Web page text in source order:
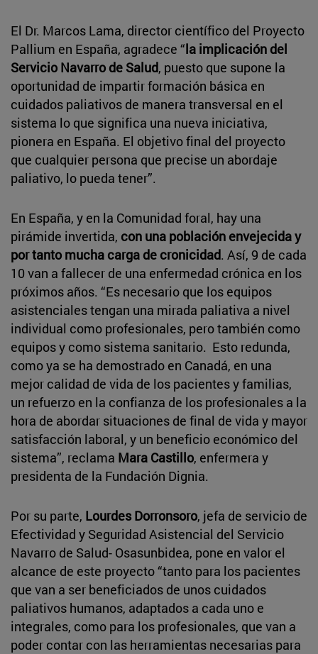
El Dr. Marcos Lama, director científico del Proyecto
Pallium en España, agradece “la implicación del
Servicio Navarro de Salud, puesto que supone la
oportunidad de impartir formación básica en
cuidados paliativos de manera transversal en el
sistema lo que significa una nueva iniciativa,
pionera en España. El objetivo final del proyecto
que cualquier persona que precise un abordaje
paliativo, lo pueda tener”.
En España, y en la Comunidad foral, hay una
pirámide invertida, con una población envejecida y
por tanto mucha carga de cronicidad. Así, 9 de cada
10 van a fallecer de una enfermedad crónica en los
próximos años. “Es necesario que los equipos
asistenciales tengan una mirada paliativa a nivel
individual como profesionales, pero también como
equipos y como sistema sanitario. Esto redunda,
como ya se ha demostrado en Canadá, en una
mejor calidad de vida de los pacientes y familias,
un refuerzo en la confianza de los profesionales a la
hora de abordar situaciones de final de vida y mayor
satisfacción laboral, y un beneficio económico del
sistema”, reclama Mara Castillo, enfermera y
presidenta de la Fundación Dignia.
Por su parte, Lourdes Dorronsoro, jefa de servicio de
Efectividad y Seguridad Asistencial del Servicio
Navarro de Salud- Osasunbidea, pone en valor el
alcance de este proyecto “tanto para los pacientes
que van a ser beneficiados de unos cuidados
paliativos humanos, adaptados a cada uno e
integrales, como para los profesionales, que van a
poder contar con las herramientas necesarias para